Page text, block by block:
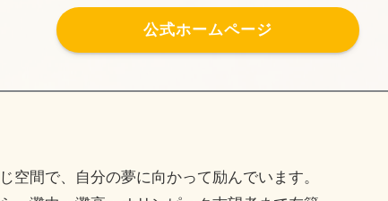
公式ホームページ
空間で、自分の夢に向かって励んでいます。